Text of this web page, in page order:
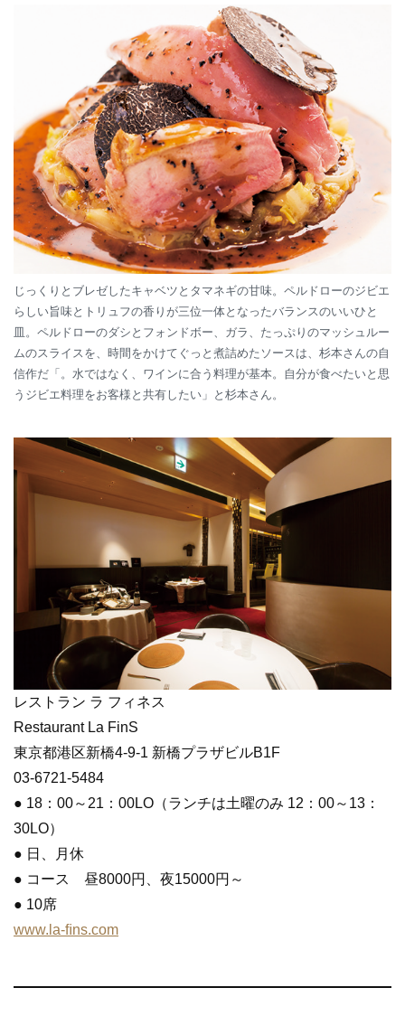
じっくりとブレゼしたキャベツとタマネギの甘味。ペルドローのジビエ
らしい旨味とトリュフの香りが三位一体となったバランスのいいひと
皿。ペルドローのダシとフォンドボー、ガラ、たっぷりのマッシュルー
ムのスライスを、時間をかけてぐっと煮詰めたソースは、杉本さんの自
信作だ「。水ではなく、ワインに合う料理が基本。自分が食べたいと思
うジビエ料理をお客様と共有したい」と杉本さん。
レストラン ラ フィネス
Restaurant La FinS
東京都港区新橋4-9-1 新橋プラザビルB1F
03-6721-5484
● 18：00～21：00LO（ランチは土曜のみ 12：00～13：
30LO）
● 日、月休
● コース 昼8000円、夜15000円～
● 10席
www.la-ﬁns.com